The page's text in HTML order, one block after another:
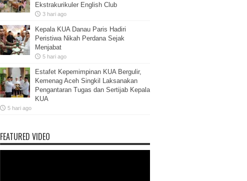
Ekstrakurikuler English Club
3 hari ago
Kepala KUA Danau Paris Hadiri
Peristiwa Nikah Perdana Sejak
Menjabat
5 hari ago
Estafet Kepemimpinan KUA Bergulir,
Kemenag Aceh Singkil Laksanakan
Pengantaran Tugas dan Sertijab Kepala
KUA
5 hari ago
FEATURED VIDEO